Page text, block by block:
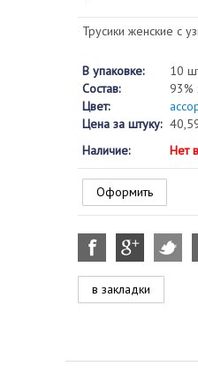
Трусики женские с
В упаковке:
10
Состав:
93%
Цвет:
Цена за штуку:
Наличие:
Нет
Оформить
в закладки